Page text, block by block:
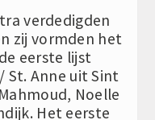
verdedigden
zij vormden het
eerste lijst
St. Anne uit Sint
Noelle
Het eerste